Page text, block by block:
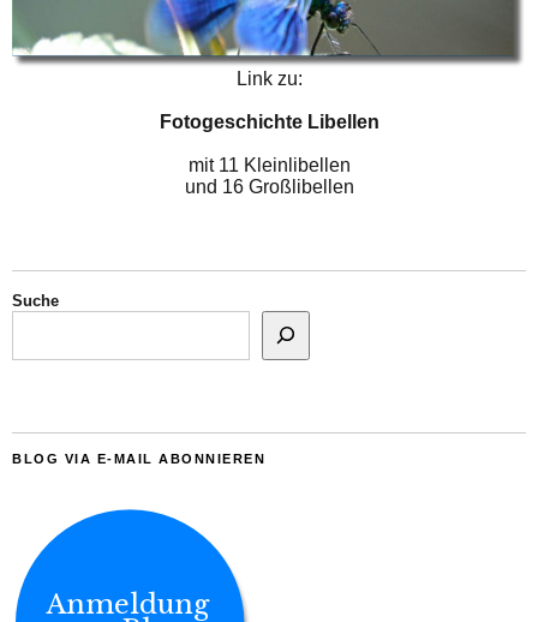
Link zu:
Fotogeschichte Libellen
mit 11 Kleinlibellen
und 16 Großlibellen
Suche
BLOG VIA E-MAIL ABONNIEREN
Anmeldung